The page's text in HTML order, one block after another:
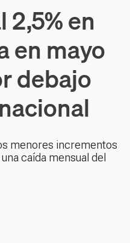
2,5% en
en mayo
debajo
menores incrementos
caída mensual del